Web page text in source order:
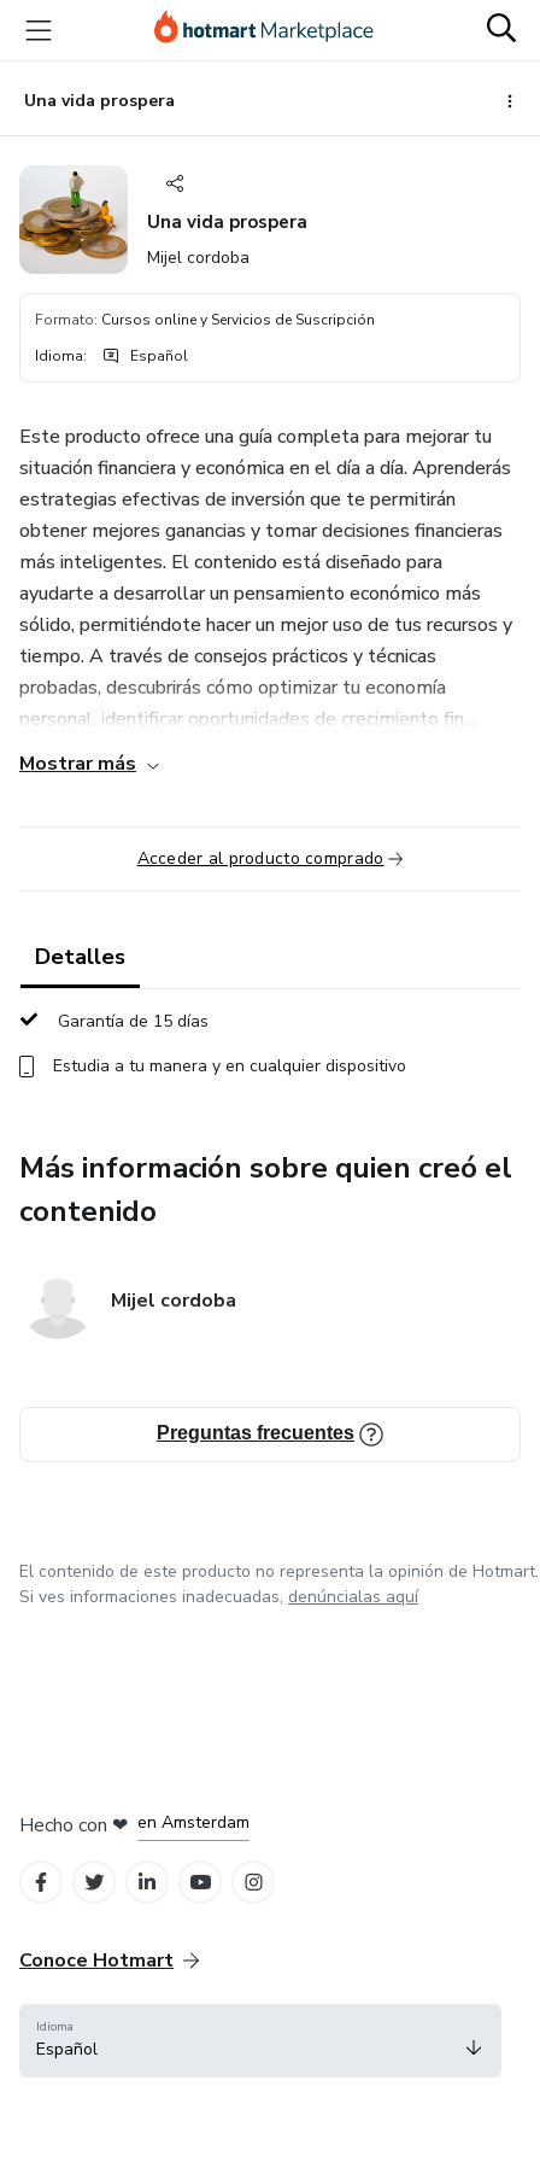
principal
página
de
página
Una vida prospera
Una vida prospera
Mijel cordoba
Formato: Cursos online y Servicios de Suscripción
Idioma: Español
Este producto ofrece una guía completa para mejorar tu
situación financiera y económica en el día a día. Aprenderás
estrategias efectivas de inversión que te permitirán
obtener mejores ganancias y tomar decisiones financieras
más inteligentes. El contenido está diseñado para
ayudarte a desarrollar un pensamiento económico más
sólido, permitiéndote hacer un mejor uso de tus recursos y
tiempo. A través de consejos prácticos y técnicas
probadas, descubrirás cómo optimizar tu economía
personal, identificar oportunidades de crecimiento fin...
Mostrar más
Acceder al producto comprado
Detalles
Garantía de 15 días
Estudia a tu manera y en cualquier dispositivo
Más información sobre quien creó el
contenido
Mijel cordoba
Preguntas frecuentes
El contenido de este producto no representa la opinión de Hotmart.
Si ves informaciones inadecuadas, denúncialas aquí
Hecho con ❤ en Amsterdam
Conoce Hotmart
Idioma
Español